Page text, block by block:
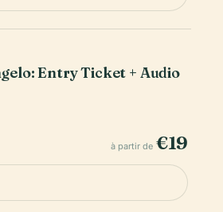
Entry Ticket + Audio
à partir de €19